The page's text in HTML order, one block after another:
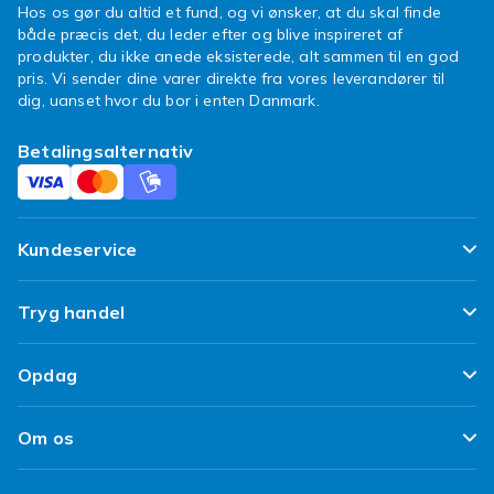
enhed er du bedre forberedt.
Sådan vælger du den rette
nødradio
Tænk over, hvilke strømkilder du vil have, om
den skal kunne oplade mobilen, og om du vil
have lommelygte. Til beredskab er flere
strømkilder trygt. Vælg en nødradio, der passer
til dit behov.
Handl nødradioer hos Fyndiq
Hos Fyndiq finder du et bredt udvalg af
altid billig fragt og et sortiment, der fyldes op
nødradio på ét og samme sted.
Hos os gør du altid et fund, og vi ønsker, at du skal finde
både præcis det, du leder efter og blive inspireret af
produkter, du ikke anede eksisterede, alt sammen til en god
pris. Vi sender dine varer direkte fra vores leverandører til
dig, uanset hvor du bor i enten Danmark.
Betalingsalternativ
Kundeservice
Ofte stillede spørgsmål
Spor min pakke
Levering
Fortryd & returner her
Tryg handel
Tilfredshedsgaranti
Kundeanmeldelser
Opdag
Top 100 fund
Design dit eget tøj
Om os